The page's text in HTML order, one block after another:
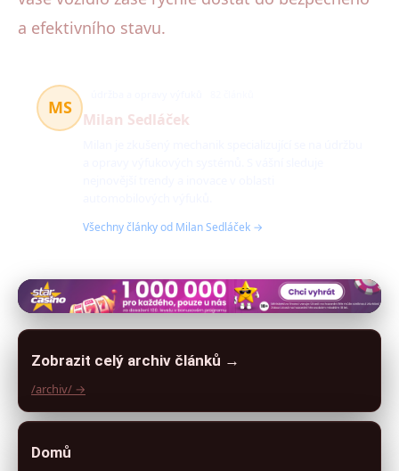
a efektivního stavu.
MS
Milan Sedláček
Všechny články od Milan Sedláček →
Zobrazit celý archiv článků →
/archiv/ →
Domů